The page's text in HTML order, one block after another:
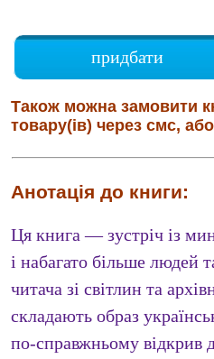
придбати
Також можна замовити
товару(ів) через смс,
Анотація до книги:
Ця книга — зустріч із
і набагато більше людей
читача зі світлин та
складають образ
по-справжньому відкрив